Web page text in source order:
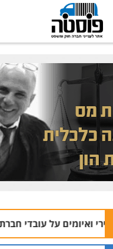
על עובדי חברת חשמל